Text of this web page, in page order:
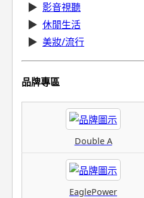
▶ 影音視聽
▶ 休閒生活
▶ 美妝/流行
品牌專區
Double A
EaglePower